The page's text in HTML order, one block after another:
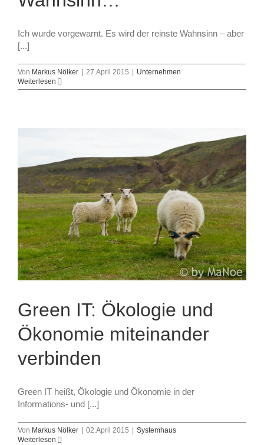
Ich wurde vorgewarnt. Es wird der reinste Wahnsinn – aber
[...]
Von Markus Nölker 27.April 2015
Unternehmen
Weiterlesen
Green IT: Ökologie und
Ökonomie miteinander
verbinden
Green IT heißt, Ökologie und Ökonomie in der
Informations- und [...]
Von Markus Nölker 02.April 2015
Systemhaus
Weiterlesen